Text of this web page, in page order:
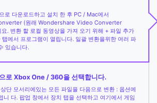
로 다운로드하고 설치 한 후 PC / Mac에서
(원래 Wondershare Video Converter
. 변환 할 로컬 동영상을 가져 오기 위해 + 파일 추가
탭에서 프로그램이 열립니다. 일괄 변환을위한 여러 파
있습니다.
로 Xbox One / 360을 선택합니다.
단 모서리에있는 모든 파일을 다음으로 변환 : 옵션에
니 다. 팝업 창에서 장치 탭을 선택하고 여기에서 게임